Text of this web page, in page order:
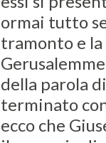
ormai tutto
tramonto e
della parola
terminato
ecco che